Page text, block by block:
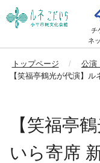
チ
ネ
トップページ
公演
【笑福亭鶴光が代演】
【笑福亭
いら寄席